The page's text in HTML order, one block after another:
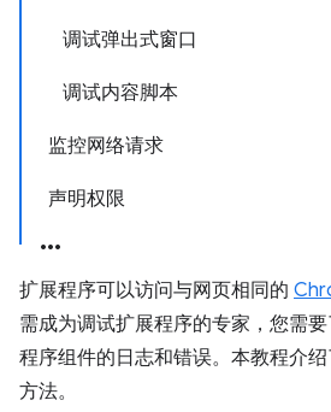
调试弹出式窗口
调试内容脚本
监控网络请求
声明权限
扩展程序可以访问与网页相同的
需成为调试扩展程序的专家，您需
程序组件的日志和错误。本教程介
方法。